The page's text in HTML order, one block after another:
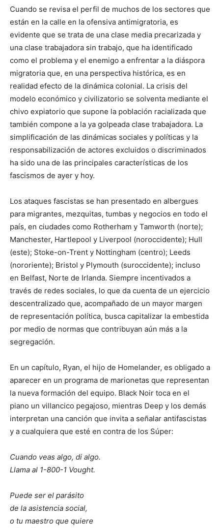
Cuando se revisa el perfil de muchos de los sectores que
están en la calle en la ofensiva antimigratoria, es
evidente que se trata de una clase media precarizada y
una clase trabajadora sin trabajo, que ha identificado
como el problema y el enemigo a enfrentar a la diáspora
migratoria que, en una perspectiva histórica, es en
realidad efecto de la dinámica colonial. La crisis del
modelo económico y civilizatorio se solventa mediante el
chivo expiatorio que supone la población racializada que
también compone a la ya golpeada clase trabajadora. La
simplificación de las dinámicas sociales y políticas y la
responsabilización de actores excluidos o discriminados
ha sido una de las principales características de los
fascismos de ayer y hoy.
Los ataques fascistas se han presentado en albergues
para migrantes, mezquitas, tumbas y negocios en todo el
país, en ciudades como Rotherham y Tamworth (norte);
Manchester, Hartlepool y Liverpool (noroccidente); Hull
(este); Stoke-on-Trent y Nottingham (centro); Leeds
(nororiente); Bristol y Plymouth (suroccidente); incluso
en Belfast, Norte de Irlanda. Siempre incentivados a
través de redes sociales, lo que da cuenta de un ejercicio
descentralizado que, acompañado de un mayor margen
de representación política, busca capitalizar la embestida
por medio de normas que contribuyan aún más a la
segregación.
En un capítulo, Ryan, el hijo de Homelander, es obligado a
aparecer en un programa de marionetas que representan
la nueva formación del equipo. Black Noir toca en el
piano un villancico pegajoso, mientras Deep y los demás
interpretan una canción que invita a señalar antifascistas
y a cualquiera que esté en contra de los Súper:
Cuando veas algo, di algo.
Llama al 1-800-1 Vought.
Puede ser el parásito
de la asistencia social,
o tu maestro que quiere